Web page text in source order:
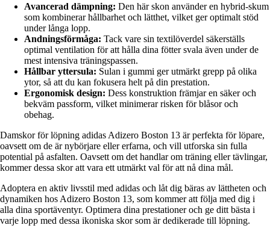
Avancerad dämpning: Den här skon använder en hybrid-skum
som kombinerar hållbarhet och lätthet, vilket ger optimalt stöd
under långa lopp.
Andningsförmåga: Tack vare sin textilöverdel säkerställs
optimal ventilation för att hålla dina fötter svala även under de
mest intensiva träningspassen.
Hållbar yttersula: Sulan i gummi ger utmärkt grepp på olika
ytor, så att du kan fokusera helt på din prestation.
Ergonomisk design: Dess konstruktion främjar en säker och
bekväm passform, vilket minimerar risken för blåsor och
obehag.
Damskor för löpning adidas Adizero Boston 13 är perfekta för löpare,
oavsett om de är nybörjare eller erfarna, och vill utforska sin fulla
potential på asfalten. Oavsett om det handlar om träning eller tävlingar,
kommer dessa skor att vara ett utmärkt val för att nå dina mål.
Adoptera en aktiv livsstil med adidas och låt dig bäras av lättheten och
dynamiken hos Adizero Boston 13, som kommer att följa med dig i
alla dina sportäventyr. Optimera dina prestationer och ge ditt bästa i
varje lopp med dessa ikoniska skor som är dedikerade till löpning.